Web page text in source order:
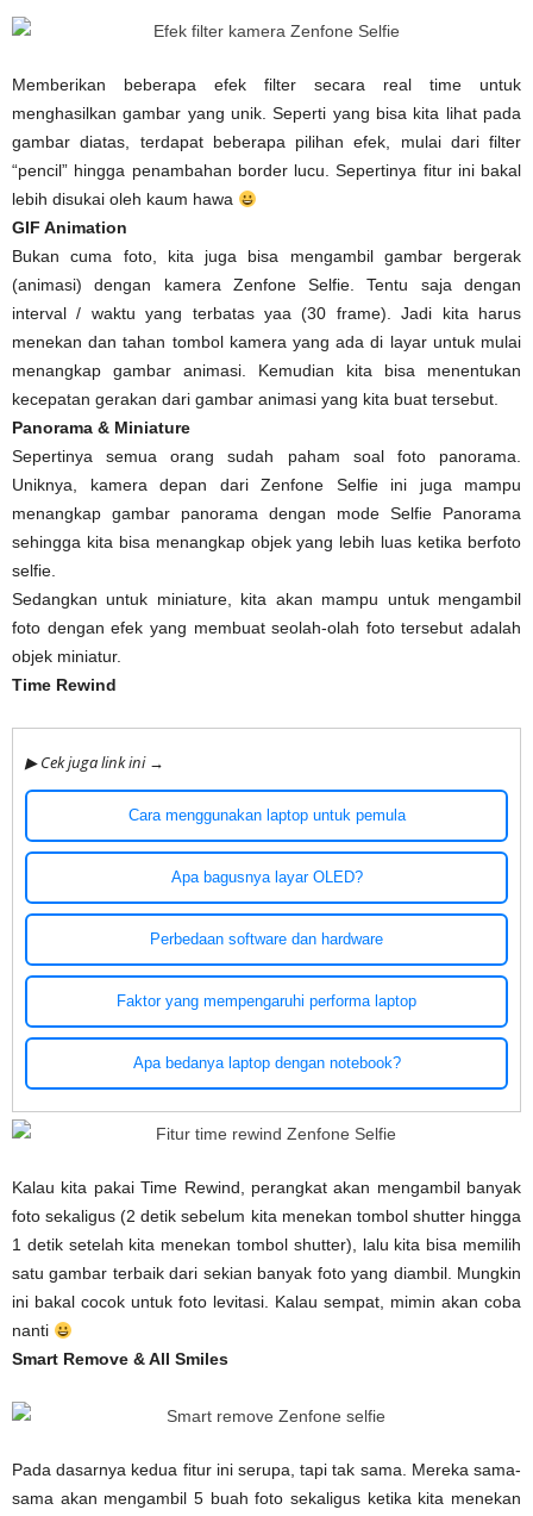
Memberikan beberapa efek filter secara real time untuk
menghasilkan gambar yang unik. Seperti yang bisa kita lihat pada
gambar diatas, terdapat beberapa pilihan efek, mulai dari filter
“pencil” hingga penambahan border lucu. Sepertinya fitur ini bakal
lebih disukai oleh kaum hawa
GIF Animation
Bukan cuma foto, kita juga bisa mengambil gambar bergerak
(animasi) dengan kamera Zenfone Selfie. Tentu saja dengan
interval / waktu yang terbatas yaa (30 frame). Jadi kita harus
menekan dan tahan tombol kamera yang ada di layar untuk mulai
menangkap gambar animasi. Kemudian kita bisa menentukan
kecepatan gerakan dari gambar animasi yang kita buat tersebut.
Panorama & Miniature
Sepertinya semua orang sudah paham soal foto panorama.
Uniknya, kamera depan dari Zenfone Selfie ini juga mampu
menangkap gambar panorama dengan mode Selfie Panorama
sehingga kita bisa menangkap objek yang lebih luas ketika berfoto
selfie.
Sedangkan untuk miniature, kita akan mampu untuk mengambil
foto dengan efek yang membuat seolah-olah foto tersebut adalah
objek miniatur.
Time Rewind
▶ Cek juga link ini →
Cara menggunakan laptop untuk pemula
Apa bagusnya layar OLED?
Perbedaan software dan hardware
Faktor yang mempengaruhi performa laptop
Apa bedanya laptop dengan notebook?
Kalau kita pakai Time Rewind, perangkat akan mengambil banyak
foto sekaligus (2 detik sebelum kita menekan tombol shutter hingga
1 detik setelah kita menekan tombol shutter), lalu kita bisa memilih
satu gambar terbaik dari sekian banyak foto yang diambil. Mungkin
ini bakal cocok untuk foto levitasi. Kalau sempat, mimin akan coba
nanti
Smart Remove & All Smiles
Pada dasarnya kedua fitur ini serupa, tapi tak sama. Mereka sama-
sama akan mengambil 5 buah foto sekaligus ketika kita menekan